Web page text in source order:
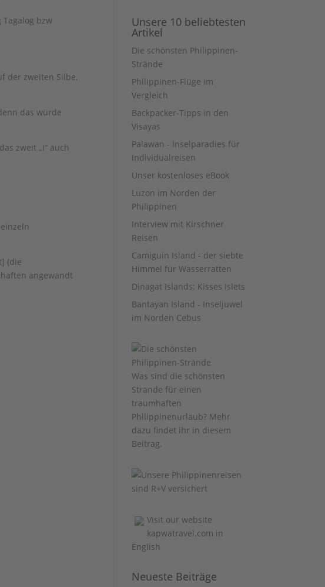
bzw
der zweiten Silbe,
das würde
zweit „i“ auch
(die
angewandt
Unsere 10 beliebtesten
Artikel
Die schönsten Philippinen-
Strände
Philippinen-Flüge im
Vergleich
Backpacker-Tipps in den
Visayas
Palawan - Inselparadies für
Individualreisen
Unser kostenloses eBook
Luzon im Norden der
Philippinen
Interview mit Kirschner
Reisen
Camiguin Island - der siebte
Himmel für Wasserratten
Dinagat Islands: Kisses Islets
Bantayan Island - Inseljuwel
im Norden Cebus
Was sind die schönsten
Strände für einen
traumhaften
Philippinenurlaub? Mehr
dazu findet ihr in diesem
Beitrag.
Visit our website
kapwatravel.com in
English
Neueste Beiträge